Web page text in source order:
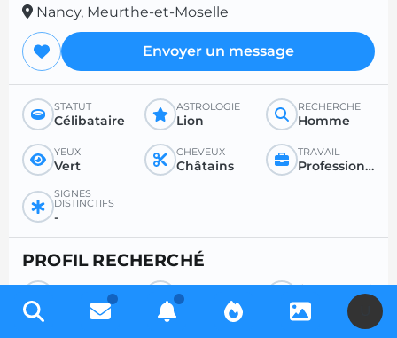
Nancy, Meurthe-et-Moselle
Envoyer un message
STATUT
Célibataire
ASTROLOGIE
Lion
RECHERCHE
Homme
YEUX
Vert
CHEVEUX
Châtains
TRAVAIL
Profession libérale
SIGNES
DISTINCTIFS
-
PROFIL RECHERCHÉ
RECHERCHE
Homme
POUR
Rencontre sérieuse
ÂGE SOUHAITÉ
-